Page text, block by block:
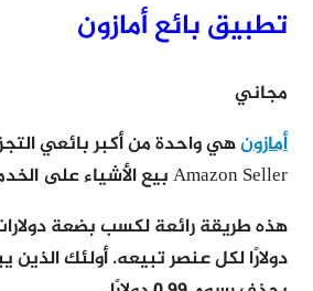
تطبيق بائع أمازون
مجاني
أمازونهي واحدة من أكبر بائعي
Amazon Seller بيع الأشياء على الخدمة جنبًا إلى جنب مع كل عنصر آخر.